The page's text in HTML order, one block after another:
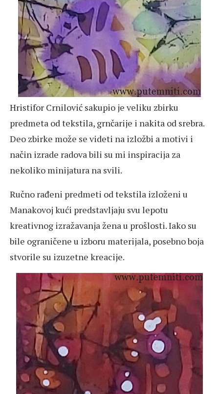
Hristifor Crnilović sakupio je veliku zbirku
predmeta od tekstila, grnčarije i nakita od srebra.
Deo zbirke može se videti na izložbi a motivi i
način izrade radova bili su mi inspiracija za
nekoliko minijatura na svili.
Ručno rađeni predmeti od tekstila izloženi u
Manakovoj kući predstavljaju svu lepotu
kreativnog izražavanja žena u prošlosti. Iako su
bile ograničene u izboru materijala, posebno boja
stvorile su izuzetne kreacije.